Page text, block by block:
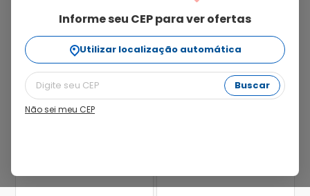
Informe seu CEP para ver ofertas
Utilizar localização automática
Buscar
Não sei meu CEP
Ordenar Por
relevância